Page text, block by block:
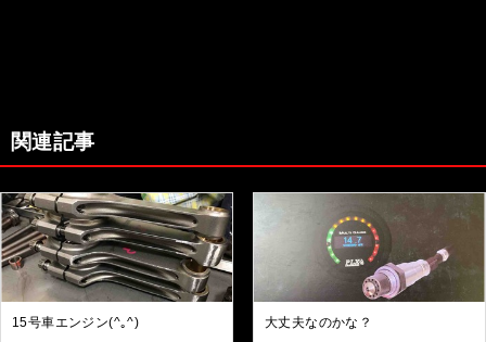
関連記事
15号車エンジン(^｡^) 大丈夫なのかな？